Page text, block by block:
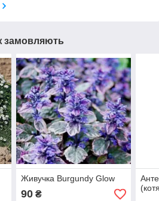
замовляють
Живучка Burgundy Glow
90₴